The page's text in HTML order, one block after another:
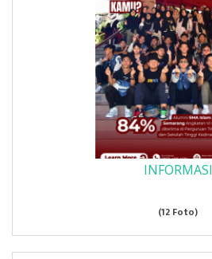
INFORMASI
(12 Foto)